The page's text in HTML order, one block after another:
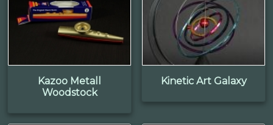
Kazoo Metall
Woodstock
Kinetic Art Galaxy